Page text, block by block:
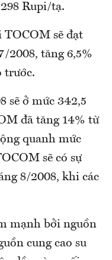
Rupi/tạ.
TOCOM sẽ đạt
2008, tăng 6,5%
trước.
sẽ ở mức 342,5
đã tăng 14% từ
quanh mức
sẽ có sự
8/2008, khi các
mạnh bởi nguồn
cung cao su